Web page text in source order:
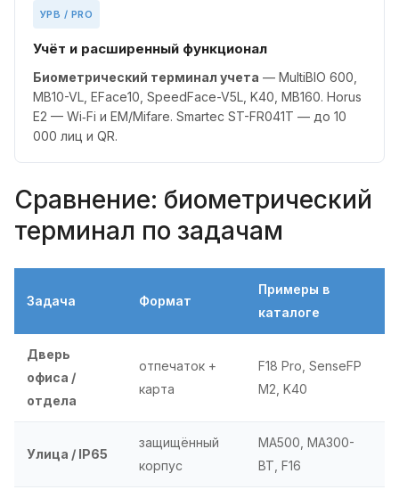
УРВ / PRO
Учёт и расширенный функционал
Биометрический терминал учета — MultiBIO 600,
MB10-VL, EFace10, SpeedFace-V5L, K40, MB160. Horus
E2 — Wi‑Fi и EM/Mifare. Smartec ST-FR041T — до 10
000 лиц и QR.
Сравнение: биометрический
терминал по задачам
Задача Формат
Примеры в
каталоге
Дверь
офиса /
отдела
отпечаток +
карта
F18 Pro, SenseFP
M2, K40
Улица / IP65
защищённый
корпус
MA500, MA300-
BT, F16